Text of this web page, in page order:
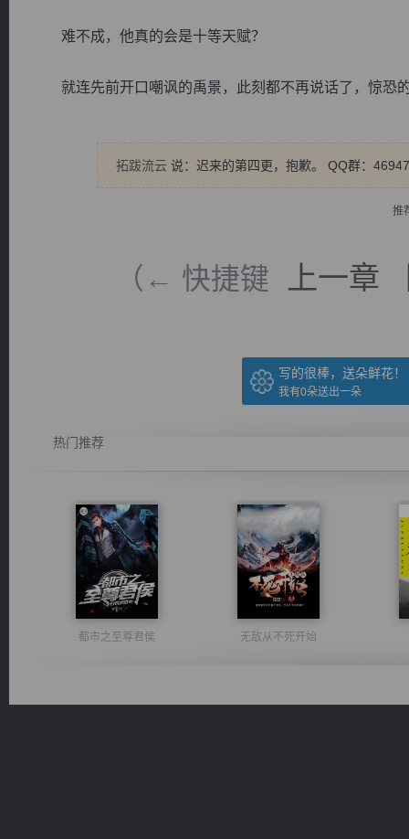
难不成，他真的会是十等天赋？
就连先前开口嘲讽的禹景，此刻都不再说话了，惊恐
拓跋流云 说：迟来的第四更，抱歉。 QQ群：
推
（← 快捷键 上一章
写的很棒，送朵鲜花！
我有0朵送出一朵
热门推荐
都市之至尊君侯 无敌从不死开始